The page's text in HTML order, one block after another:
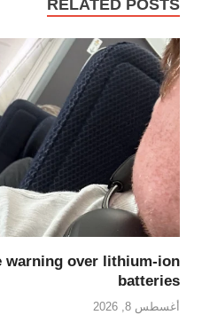
RELATED POSTS
warning over lithium-ion
batteries
أغسطس 8, 2026